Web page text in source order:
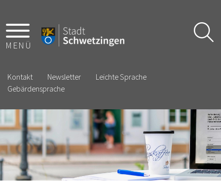
MENÜ
Kontakt Newsletter
Leichte Sprache
Gebärdensprache